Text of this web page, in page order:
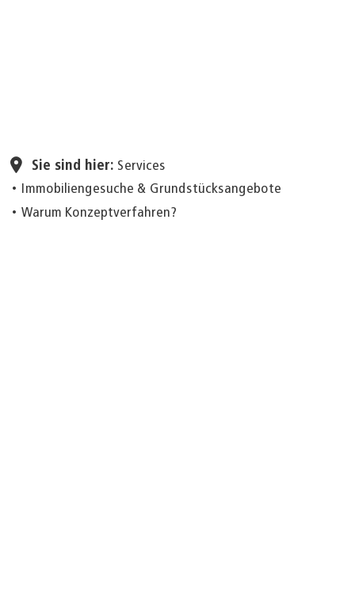
Sie sind hier: Services
Immobiliengesuche & Grundstücksangebote
Warum Konzeptverfahren?